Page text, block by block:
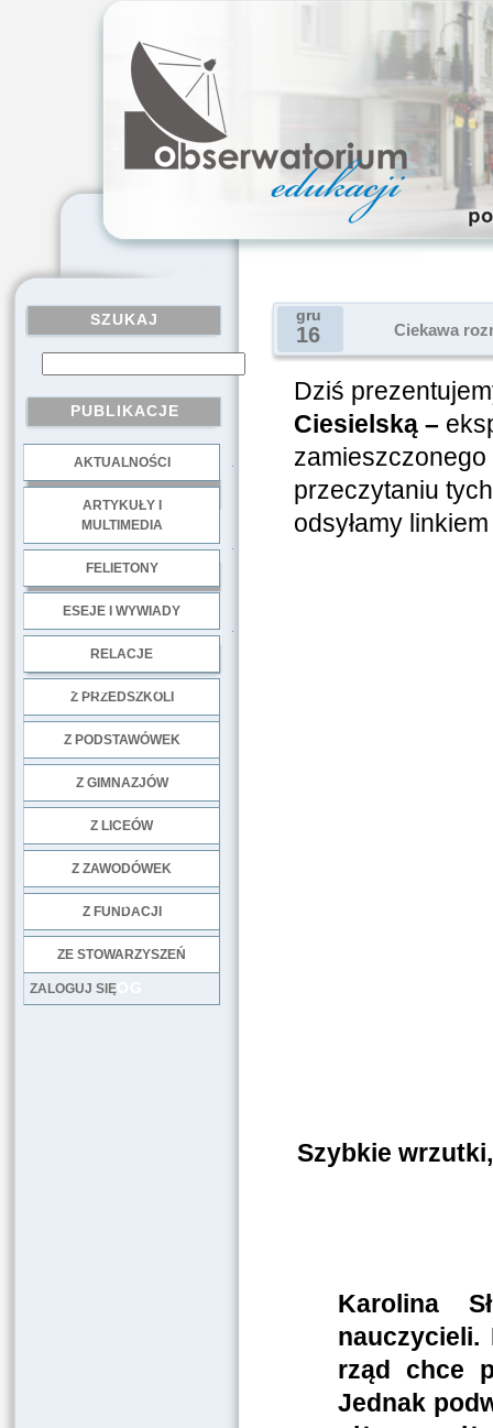
SZUKAJ
PUBLIKACJE
AKTUALNOŚCI
ARTYKUŁY I
MULTIMEDIA
FELIETONY
ESEJE I WYWIADY
RELACJE
Z PRZEDSZKOLI
Z PODSTAWÓWEK
Z GIMNAZJÓW
Z LICEÓW
Z ZAWODÓWEK
Z FUNDACJI
ZE STOWARZYSZEŃ
LOG
ZALOGUJ SIĘ
gru
16 Ciekawa
Dziś
Ciesielską –
zamieszczonego
przeczytaniu
odsyłamy
Szybkie
Karolina
nauczycieli.
rząd chce
Jednak